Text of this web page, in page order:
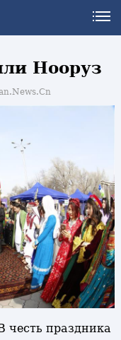
Нооруз
честь праздника